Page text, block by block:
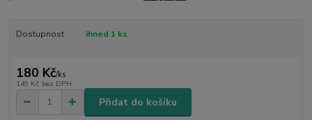
Dostupnost ihned 1 ks
180 Kč/ks
149 Kč bez DPH
Přidat do košíku